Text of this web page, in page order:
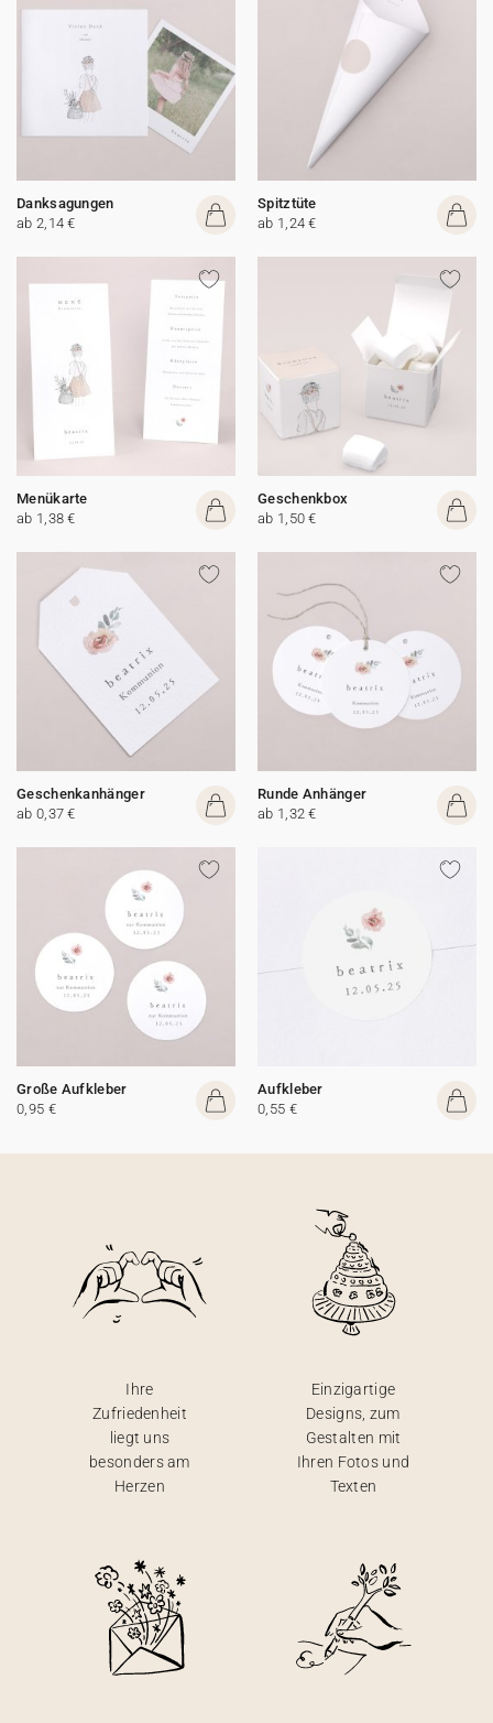
Danksagungen
ab 2,14 €
Spitztüte
ab 1,24 €
Menükarte
ab 1,38 €
Geschenkbox
ab 1,50 €
Geschenkanhänger
ab 0,37 €
Runde Anhänger
ab 1,32 €
Große Aufkleber
0,95 €
Aufkleber
0,55 €
Ihre
Zufriedenheit
liegt uns
besonders am
Herzen
Einzigartige
Designs, zum
Gestalten mit
Ihren Fotos und
Texten